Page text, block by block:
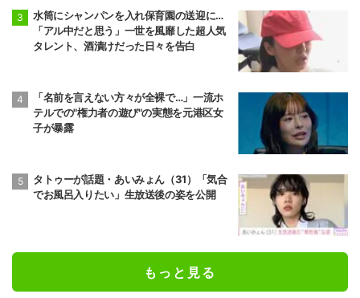
水筒にシャンパンを入れ保育園の送迎に…
「アル中だと思う」一世を風靡した超人気
タレント、酒漬けだった日々を告白
「名前を言えない方々が全裸で…」一流ホ
テルでの"権力者の遊び"の実態を元港区女
子が暴露
タトゥーが話題・あいみょん（31）「気合
でお風呂入りたい」生放送後の姿を公開
もっと見る